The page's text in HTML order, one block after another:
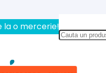
la o mercerie!!